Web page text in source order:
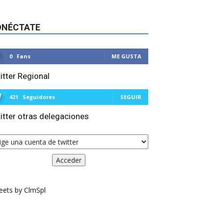
0 Fans ME GUSTA
Regional
421 Seguidores SEGUIR
otras delegaciones
by ClmSpl